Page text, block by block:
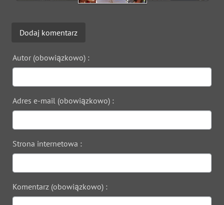
Dodaj komentarz
Autor (obowiązkowo) :
Adres e-mail (obowiązkowo) :
Strona internetowa :
Komentarz (obowiązkowo) :